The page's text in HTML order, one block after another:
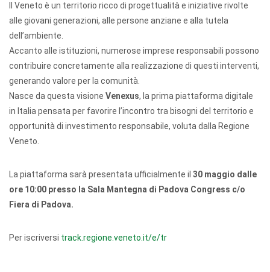
Il Veneto è un territorio ricco di progettualità e iniziative rivolte
alle giovani generazioni, alle persone anziane e alla tutela
dell’ambiente.
Accanto alle istituzioni, numerose imprese responsabili possono
contribuire concretamente alla realizzazione di questi interventi,
generando valore per la comunità.
Nasce da questa visione Venexus, la prima piattaforma digitale
in Italia pensata per favorire l’incontro tra bisogni del territorio e
opportunità di investimento responsabile, voluta dalla Regione
Veneto.
La piattaforma sarà presentata ufficialmente il 30 maggio dalle
ore 10:00 presso la Sala Mantegna di Padova Congress c/o
Fiera di Padova.
Per iscriversi track.regione.veneto.it/e/tr